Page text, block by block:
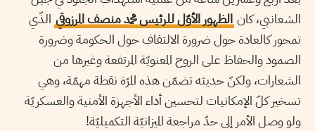
الشعانبي، كان الظهور الأوّل للرئيس محمد منصف المرزوقي الذّي
تمحور كالعادة حول ضرورة الالتفاف حول الحكومة وضرورة
الصمود والحفاظ على الروح المعنويّة المرتفعة وغيرها من
الشعارات، ولكنّ حديثه تضمّن هذه المرّة نقطة مهمّة، وهي
تسخير كلّ الإمكانيات لتحسين أداء الأجهزة الأمنية والعسكريّة
ولو وصل الأمر إلى حدّ مراجعة الميزانيّة التكميليّة!